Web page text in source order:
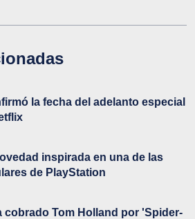
la fecha del adelanto especial
inspirada en una de las
de PlayStation
cobrado Tom Holland por 'Spider-